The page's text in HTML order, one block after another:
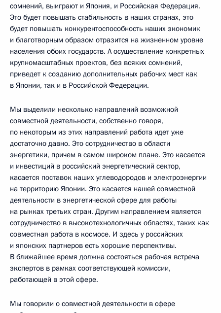
сомнений, выиграют и Япония, и Российская Федерация.
Это будет повышать стабильность в наших странах, это
будет повышать конкурентоспособность наших экономик
и благотворным образом отразится на жизненном уровне
населения обоих государств. А осуществление конкретных
крупномасштабных проектов, без всяких сомнений,
приведет к созданию дополнительных рабочих мест как
в Японии, так и в Российской Федерации.
Мы выделили несколько направлений возможной
совместной деятельности, собственно говоря,
по некоторым из этих направлений работа идет уже
достаточно давно. Это сотрудничество в области
энергетики, причем в самом широком плане. Это касается
и инвестиций в российский энергетический сектор,
касается поставок наших углеводородов и электроэнергии
на территорию Японии. Это касается нашей совместной
деятельности в энергетической сфере для работы
на рынках третьих стран. Другим направлением является
сотрудничество в высокотехнологичных областях, таких как
совместная работа в космосе. И здесь у российских
и японских партнеров есть хорошие перспективы.
В ближайшее время должна состояться рабочая встреча
экспертов в рамках соответствующей комиссии,
работающей в этой сфере.
Мы говорили о совместной деятельности в сфере